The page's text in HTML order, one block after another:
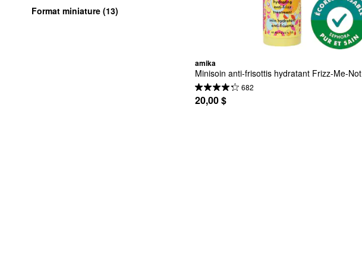
Format miniature (13)
amika
Minisoin anti-frisottis hydratant Frizz-Me-Not
682
20,00 $